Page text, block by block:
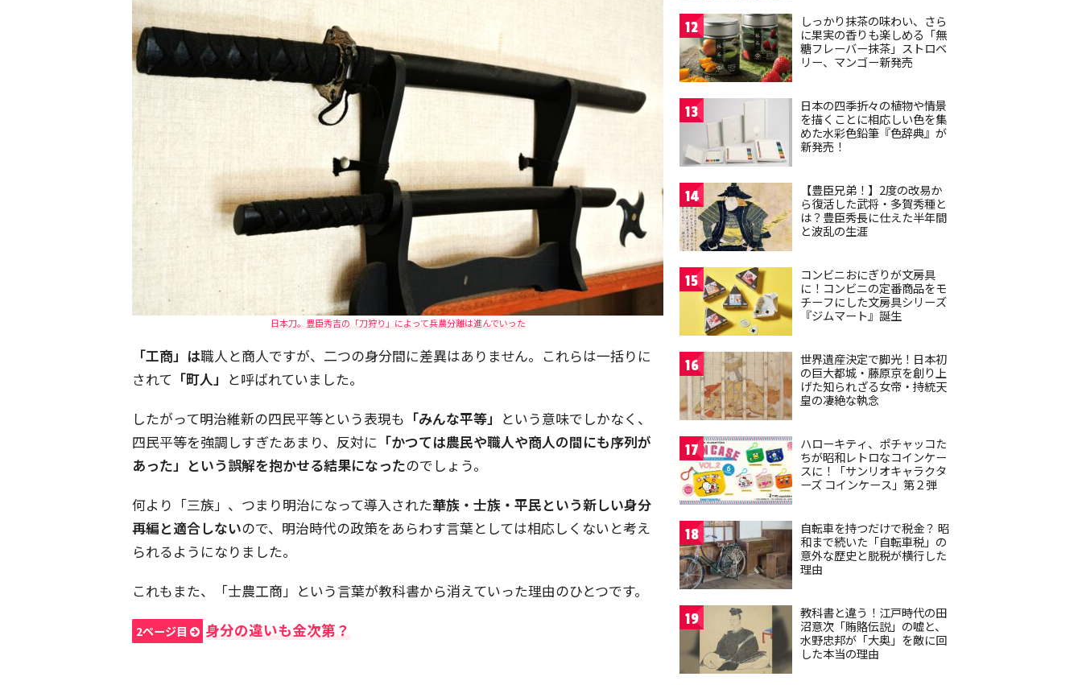
日本刀。豊臣秀吉の「刀狩り」によって兵農分離は進んでいった
「工商」は職人と商人ですが、二つの身分間に差異はありません。これらは一括りに
されて 「町人」 と呼ばれていました。
したがって明治維新の四民平等という表現も 「みんな平等」 という意味でしかなく、
四民平等を強調しすぎたあまり、反対に 「かつては農民や職人や商人の間にも序列が
あった」という誤解を抱かせる結果になったのでしょう。
何より「三族」、つまり明治になって導入された華族・士族・平民という新しい身分
再編と適合しないので、明治時代の政策をあらわす言葉としては相応しくないと考え
られるようになりました。
これもまた、「士農工商」という言葉が教科書から消えていった理由のひとつです。
2ページ目 身分の違いも金次第？
12
しっかり抹茶の味わい、さら
に果実の香りも楽しめる「無
糖フレーバー抹茶」ストロベ
リー、マンゴー新発売
13
日本の四季折々の植物や情景
を描くことに相応しい色を集
めた水彩色鉛筆『色辞典』が
新発売！
14
【豊臣兄弟！】2度の改易か
ら復活した武将・多賀秀種と
は？豊臣秀長に仕えた半年間
と波乱の生涯
15
コンビニおにぎりが文房具
に！コンビニの定番商品をモ
チーフにした文房具シリーズ
『ジムマート』誕生
16
世界遺産決定で脚光！日本初
の巨大都城・藤原京を創り上
げた知られざる女帝・持統天
皇の凄絶な執念
17
ハローキティ、ポチャッコた
ちが昭和レトロなコインケー
スに！「サンリオキャラクタ
ーズ コインケース」第２弾
18
自転車を持つだけで税金？ 昭
和まで続いた「自転車税」の
意外な歴史と脱税が横行した
理由
19
教科書と違う！江戸時代の田
沼意次「賄賂伝説」の嘘と、
水野忠邦が「大奥」を敵に回
した本当の理由